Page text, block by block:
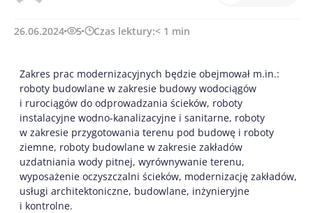
26.06.2024 5 Czas lektury:< 1 min
Zakres prac modernizacyjnych będzie obejmował m.in.:
roboty budowlane w zakresie budowy wodociągów
i rurociągów do odprowadzania ścieków, roboty
instalacyjne wodno-kanalizacyjne i sanitarne, roboty
w zakresie przygotowania terenu pod budowę i roboty
ziemne, roboty budowlane w zakresie zakładów
uzdatniania wody pitnej, wyrównywanie terenu,
wyposażenie oczyszczalni ścieków, modernizację zakładów,
usługi architektoniczne, budowlane, inżynieryjne
i kontrolne.